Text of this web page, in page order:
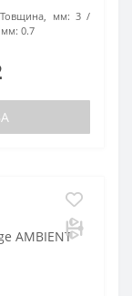
Товщина, мм: 3
мм: 0.7